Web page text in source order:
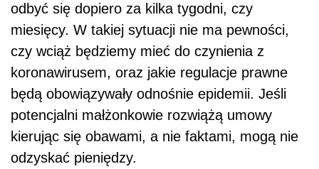
odbyć się dopiero za kilka tygodni, czy
miesięcy. W takiej sytuacji nie ma pewności,
czy wciąż będziemy mieć do czynienia z
koronawirusem, oraz jakie regulacje prawne
będą obowiązywały odnośnie epidemii. Jeśli
potencjalni małżonkowie rozwiążą umowy
kierując się obawami, a nie faktami, mogą nie
odzyskać pieniędzy.